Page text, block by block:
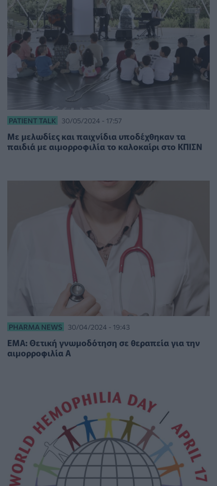
PATIENT TALK 30/05/2024 - 17:57
Με μελωδίες και παιχνίδια υποδέχθηκαν τα
παιδιά με αιμορροφιλία το καλοκαίρι στο ΚΠΙΣΝ
PHARMA NEWS 30/04/2024 - 19:43
ΕΜΑ: Θετική γνωμοδότηση σε θεραπεία για την
αιμορροφιλία Α